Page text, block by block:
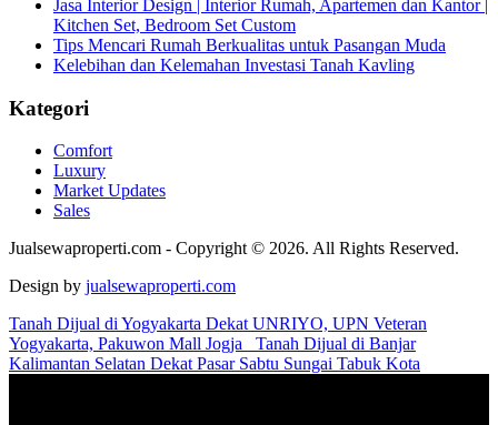
Jasa Interior Design | Interior Rumah, Apartemen dan Kantor |
Kitchen Set, Bedroom Set Custom
Tips Mencari Rumah Berkualitas untuk Pasangan Muda
Kelebihan dan Kelemahan Investasi Tanah Kavling
Kategori
Comfort
Luxury
Market Updates
Sales
Jualsewaproperti.com - Copyright © 2026. All Rights Reserved.
Design by jualsewaproperti.com
Tanah Dijual di Yogyakarta Dekat UNRIYO, UPN Veteran
Yogyakarta, Pakuwon Mall Jogja
Tanah Dijual di Banjar
Kalimantan Selatan Dekat Pasar Sabtu Sungai Tabuk Kota